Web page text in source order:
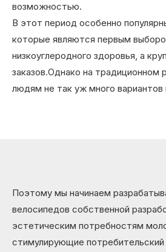
возможностью.
В этот период особенно
которые являются первым
низкоуглеродного здоровья, а
заказов.Однако на
людям не так уж много вариантов
Поэтому мы начинаем
велосипедов собственной
эстетическим потребностям
стимулирующие